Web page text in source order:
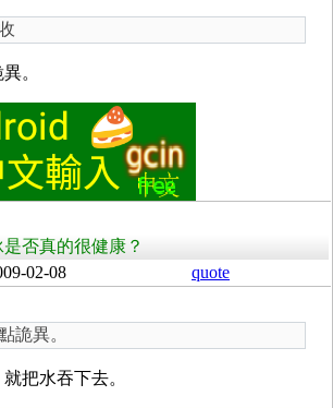
。
否真的很健康？
02-08 quote
異。
把水吞下去。